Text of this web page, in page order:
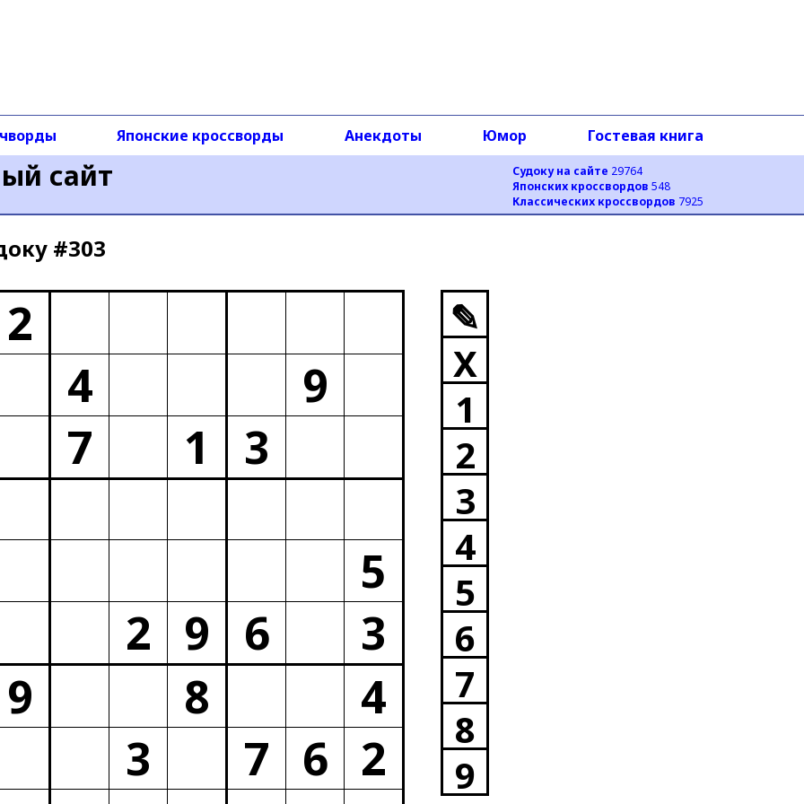
сайт Судоку на сайте 29764
Японских кроссвордов 548
Классических кроссвордов 7925
Японские кроссворды Анекдоты Юмор Гостевая книга
#303
2
4
9
7
1 3
5
2 9 6
3
9
8
4
3
7 6 2
✎
X
1
2
3
4
5
6
7
8
9